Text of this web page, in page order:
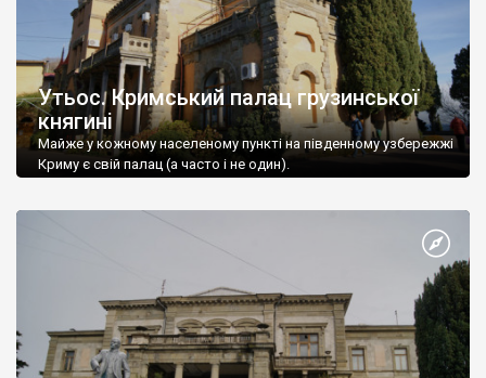
Утьос. Кримський палац грузинської
княгині
Майже у кожному населеному пункті на південному узбережжі
Криму є свій палац (а часто і не один).